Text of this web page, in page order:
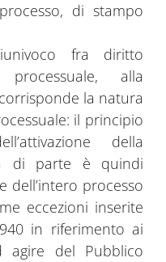
di stampo
fra diritto
alla
la natura
il principio
della
di parte è quindi
dell’intero processo
eccezioni inserite
in riferimento ai
agire del Pubblico